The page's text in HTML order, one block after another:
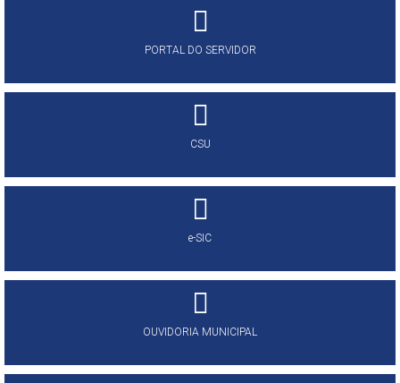
PORTAL DO SERVIDOR
CSU
e-SIC
OUVIDORIA MUNICIPAL